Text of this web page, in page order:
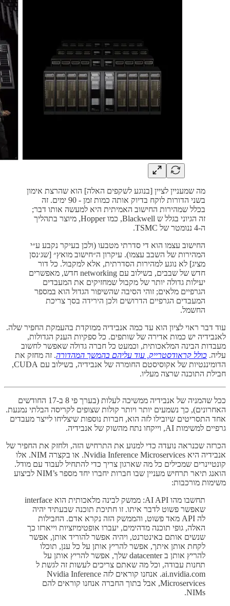
מה שמעניין לציין [בנוגע לשקפים האלה] הוא שהרצת אימון
בשני הדורות לוקח בדיוק אותה כמות זמן - 90 ימים. זה
בכלל שמהירות החישוב האמיתית היא למעשה אותו דבר;
זה הגיוני בגלל ש Blackwell, כמו Hopper, מיוצר בתהליך
ה-4 ננומטר של TSMC.
החישוב עצמו הוא די סדרתי מטבעו (ולכן בעיקר נקבע ע״י
המהירות של השבב עצמו). עיקרון ה״חישוב מואץ״ [שג׳נסן
מציג] לא נוגע למהירות הסדרתית, אלא למקבול. כל דור
חדש של שבבים, בשילוב עם networking חדש, מאפשרים
יעילות גדולה יותר של מקבול שמחזיקים את המעבדים
הגרפיים מלאים; זוהי הסיבה שהשיפור הגדול הוא במספר
המעבדים הגרפיים הדרושים ולכן הירידה בסך צריכת
החשמל.
עוד דבר ראוי לציון הוא עד כמה אנבידיה ממוקדת בהעמקת החפיר שלה.
לאנבידיה יש כמות אדירה של שותפים. כל ספקיות הענק הגדולות,
מעבדות הבינה המלאכותית, וכמעט כל חברה גדולה שאפשר לחשוב
עליה. כולל קראודסטרייק, עוד עליהם בהמשך המהדורה. זה מחזק את
הדומיננטיות של אקוסיסטם החומרה של אנבידיה, בשילוב עם CUDA,
חבילת התוכנה שרצה מעליו.
ככל שהמניה של אנבידיה ממשיכה לעלות (בערך פי 8 ב-17 החודשים
האחרונים), כך נשמעים יותר ויותר קולות שצופים לקריסה הבלתי נמנעת.
אחד התסריטים שיובילו לזה הוא, חברות נוספות שיצליחו לייצר מעבדים
גרפיים למשימות AI, וייקחו נתח מהשוק של אנבידיה.
הכרזה שכנראה נועדה כדי למנוע את התרחיש הזה, ולחזק את החפיר של
אנבידיה היא Nvidia Inference Microservices. או בקצרה NIM. אלו
קונטיינרים שמכילים כל מה שארגון צריך כדי להתחיל לעבוד עם מודל.
הואנג תיאר תרחיש מעניין שבו חברות יחברו יחד מספר NIM’s לביצוע
משימות מורכבות:
תחשבו מהו AI API: ממשק לבינה מלאכותית הוא interface
שאפשר פשוט לדבר איתו. זו חתיכת תוכנה שבעתיד יהיה
לה API מאד פשוט, והממשק הזה נקרא אדם. החבילות
האלה, גופי תוכנה מדהימים, יעברו אופטימיזציות וייארזו כך
שנשים אותם באינטרנט, ויהיה אפשר להוריד אותן, אפשר
לקחת אותן איתך, אפשר להריץ אותן על כל ענן, תוכלו
להריץ אותן ב datacenter שלך, אפשר להריץ אותן על
תחנות עבודה, וכל מה שאתם צריכים לעשות זה לגשת ל
ai.nvidia.com. אנחנו קוראים לזה Nvidia Inference
Microservices, אבל בתוך החברה אנחנו קוראים להם
NIMs.